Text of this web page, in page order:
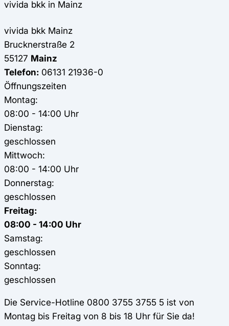
vivida bkk in Mainz
vivida bkk Mainz
Brucknerstraße 2
55127 Mainz
Telefon: 06131 21936-0
Öffnungszeiten
Montag:
08:00 - 14:00 Uhr
Dienstag:
geschlossen
Mittwoch:
08:00 - 14:00 Uhr
Donnerstag:
geschlossen
Freitag:
08:00 - 14:00 Uhr
Samstag:
geschlossen
Sonntag:
geschlossen
Die Service-Hotline 0800 3755 3755 5 ist von
Montag bis Freitag von 8 bis 18 Uhr für Sie da!